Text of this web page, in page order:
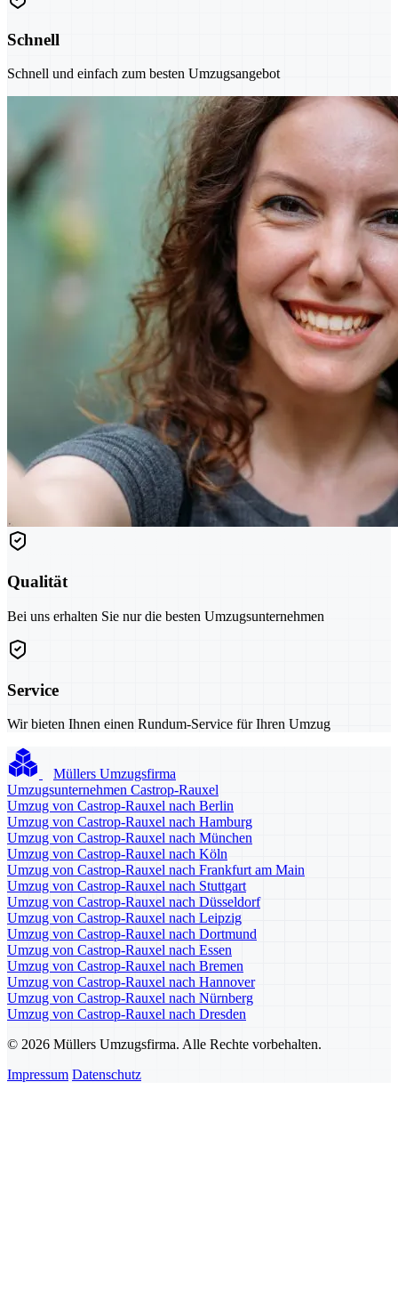
Schnell
Schnell und einfach zum besten Umzugsangebot
Qualität
Bei uns erhalten Sie nur die besten Umzugsunternehmen
Service
Wir bieten Ihnen einen Rundum-Service für Ihren Umzug
Müllers Umzugsfirma
Umzugsunternehmen Castrop-Rauxel
Umzug von Castrop-Rauxel nach Berlin
Umzug von Castrop-Rauxel nach Hamburg
Umzug von Castrop-Rauxel nach München
Umzug von Castrop-Rauxel nach Köln
Umzug von Castrop-Rauxel nach Frankfurt am Main
Umzug von Castrop-Rauxel nach Stuttgart
Umzug von Castrop-Rauxel nach Düsseldorf
Umzug von Castrop-Rauxel nach Leipzig
Umzug von Castrop-Rauxel nach Dortmund
Umzug von Castrop-Rauxel nach Essen
Umzug von Castrop-Rauxel nach Bremen
Umzug von Castrop-Rauxel nach Hannover
Umzug von Castrop-Rauxel nach Nürnberg
Umzug von Castrop-Rauxel nach Dresden
© 2026 Müllers Umzugsfirma. Alle Rechte vorbehalten.
Impressum Datenschutz